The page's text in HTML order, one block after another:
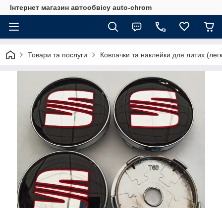
Інтернет магазин автообвісу auto-chrom
Товари та послуги Ковпачки та наклейки для литих